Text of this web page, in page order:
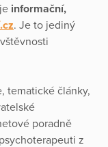
informační,
. Je to jediný
tematické články,
poradně
z